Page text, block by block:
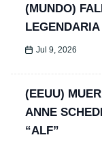
(MUNDO)
Jul 9, 2026
(EEUU)
ANNE
“ALF”